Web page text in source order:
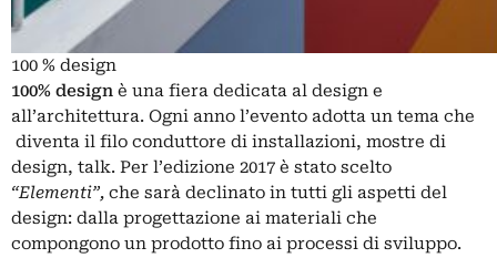
100 % design
100% design è una fiera dedicata al design e
all’architettura. Ogni anno l’evento adotta un tema che
diventa il filo conduttore di installazioni, mostre di
design, talk. Per l’edizione 2017 è stato scelto
“Elementi”, che sarà declinato in tutti gli aspetti del
design: dalla progettazione ai materiali che
compongono un prodotto fino ai processi di sviluppo.